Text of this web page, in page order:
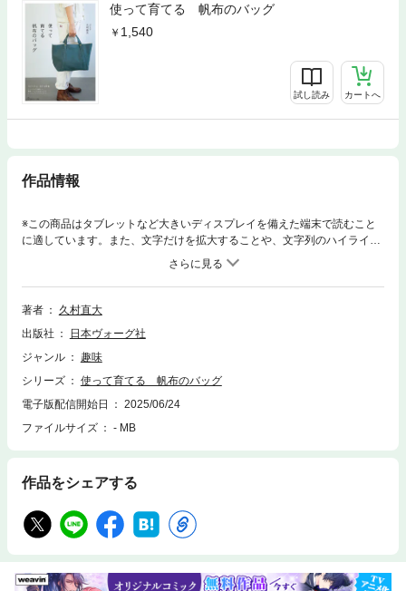
使って育てる 帆布のバッグ
1,540
試し読み カートへ
作品情報
※この商品はタブレットなど大きいディスプレイを備えた端末で読むこと
に適しています。また、文字だけを拡大することや、文字列のハイライ
ト、検索、辞書の参照、引用などの機能が使用できません。ベーシック
で、どんなコーディネートにも合わせやすいデザインが人気の帆布のバッ
グブランド「TEJIKA」。作品のテイストはそのままに、家庭用ミシンで作
れるようアレンジされたレシピをご紹介します。ベーシックなトートバッ
ット、ポーチなど、毎日使える18型、全41点を掲載。ミシン歴の浅い初心
者さんでも挫折せず作れるよう、丁寧な写真プロセスつき。初めはしっか
んでいき、色のかすれや、ほつれにも愛着が湧いてしまう……そんな経年
変化を楽しめるバッグづくりをしてみませんか?※付録型紙は、ご購入者に
す。※本書は同名の出版物（紙版）を電子化したものです。一部、紙版と
ータを第三者に譲渡することを禁じます。※本書に掲載された作品等の著
より、本書に掲載している図案・型紙は、印刷・コピー・複製して利用す
ることはできません。※実物大とは、紙版に掲載された際のサイズです。※
発売当時の情報です。Contentsベーシックトート外ポケットつきトート持
著者
久村直大
出版社
日本ヴォーグ社
ジャンル
趣味
シリーズ
使って育てる 帆布のバッグ
電子版配信開始日
2025/06/24
ファイルサイズ
- MB
作品をシェアする